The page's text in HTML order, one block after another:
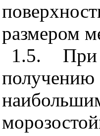
размером
1.5. При